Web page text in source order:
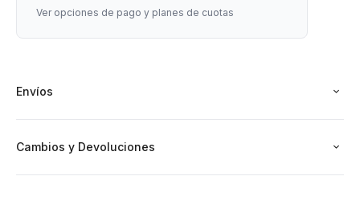
Ver opciones de pago y planes de cuotas
Envíos
Cambios y Devoluciones